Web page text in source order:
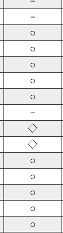
－
○
○
○
○
○
－
◇
◇
○
○
○
○
○